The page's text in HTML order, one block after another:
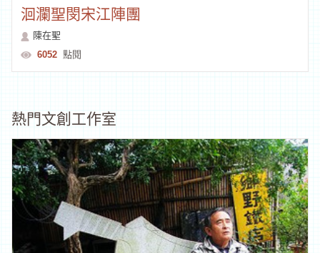
洄瀾聖閔宋江陣團
陳在聖
6052 點閱
熱門文創工作室